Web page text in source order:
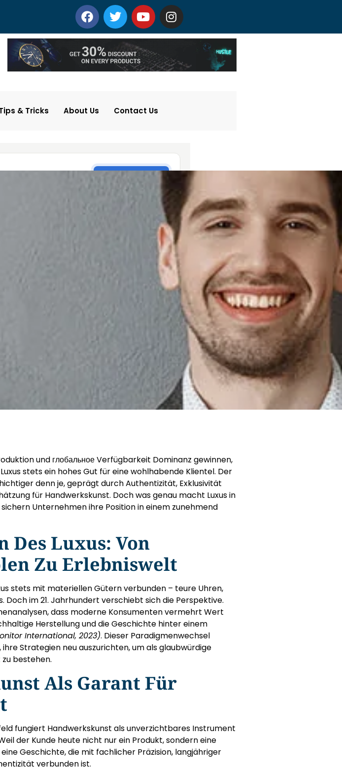
& Tricks About Us Contact Us
und глобальное Verfügbarkeit Dominanz gewinnen,
stets ein hohes Gut für eine wohlhabende Klientel. Der
denn je, geprägt durch Authentizität, Exklusivität
für Handwerkskunst. Doch was genau macht Luxus in
Unternehmen ihre Position in einem zunehmend
Des Luxus: Von
Zu Erlebniswelt
stets mit materiellen Gütern verbunden – teure Uhren,
Doch im 21. Jahrhundert verschiebt sich die Perspektive.
dass moderne Konsumenten vermehrt Wert
Herstellung und die Geschichte hinter einem
International, 2023). Dieser Paradigmenwechsel
Strategien neu auszurichten, um als glaubwürdige
bestehen.
Als Garant Für
fungiert Handwerkskunst als unverzichtbares Instrument
der Kunde heute nicht nur ein Produkt, sondern eine
Geschichte, die mit fachlicher Präzision, langjähriger
verbunden ist.